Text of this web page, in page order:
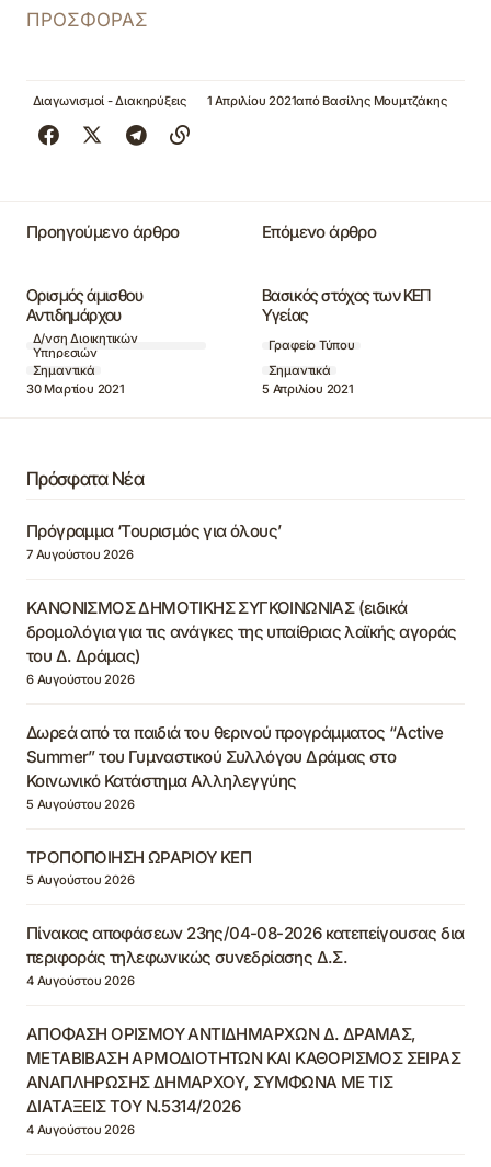
ΠΡΟΣΦΟΡΑΣ
Διαγωνισμοί - Διακηρύξεις 1 Απριλίου 2021από Βασίλης Μουμτζάκης
Προηγούμενο άρθρο
Ορισμός άμισθου
Αντιδημάρχου
Δ/νση Διοικητικών
Υπηρεσιών
Σημαντικά
30 Μαρτίου 2021
Επόμενο άρθρο
Βασικός στόχος των ΚΕΠ
Υγείας
Γραφείο Τύπου
Σημαντικά
5 Απριλίου 2021
Πρόσφατα Νέα
Πρόγραμμα ‘Τουρισμός για όλους’
7 Αυγούστου 2026
ΚΑΝΟΝΙΣΜΟΣ ΔΗΜΟΤΙΚΗΣ ΣΥΓΚΟΙΝΩΝΙΑΣ (ειδικά
δρομολόγια για τις ανάγκες της υπαίθριας λαϊκής αγοράς
του Δ. Δράμας)
6 Αυγούστου 2026
Δωρεά από τα παιδιά του θερινού προγράμματος “Active
Summer” του Γυμναστικού Συλλόγου Δράμας στο
Κοινωνικό Κατάστημα Αλληλεγγύης
5 Αυγούστου 2026
ΤΡΟΠΟΠΟΙΗΣΗ ΩΡΑΡΙΟΥ ΚΕΠ
5 Αυγούστου 2026
Πίνακας αποφάσεων 23ης/04-08-2026 κατεπείγουσας δια
περιφοράς τηλεφωνικώς συνεδρίασης Δ.Σ.
4 Αυγούστου 2026
ΑΠΟΦΑΣΗ ΟΡΙΣΜΟΥ ΑΝΤΙΔΗΜΑΡΧΩΝ Δ. ΔΡΑΜΑΣ,
ΜΕΤΑΒΙΒΑΣΗ ΑΡΜΟΔΙΟΤΗΤΩΝ ΚΑΙ ΚΑΘΟΡΙΣΜΟΣ ΣΕΙΡΑΣ
ΑΝΑΠΛΗΡΩΣΗΣ ΔΗΜΑΡΧΟΥ, ΣΥΜΦΩΝΑ ΜΕ ΤΙΣ
ΔΙΑΤΑΞΕΙΣ ΤΟΥ Ν.5314/2026
4 Αυγούστου 2026